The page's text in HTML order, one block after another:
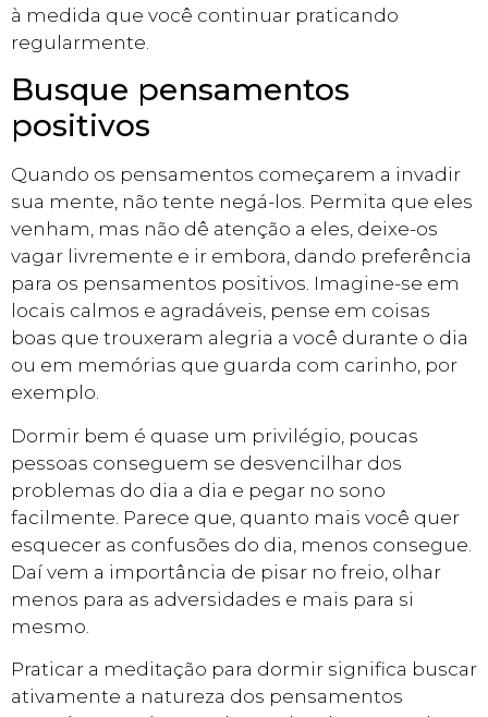
à medida que você continuar praticando
regularmente.
Busque pensamentos
positivos
Quando os pensamentos começarem a invadir
sua mente, não tente negá-los. Permita que eles
venham, mas não dê atenção a eles, deixe-os
vagar livremente e ir embora, dando preferência
para os pensamentos positivos. Imagine-se em
locais calmos e agradáveis, pense em coisas
boas que trouxeram alegria a você durante o dia
ou em memórias que guarda com carinho, por
exemplo.
Dormir bem é quase um privilégio, poucas
pessoas conseguem se desvencilhar dos
problemas do dia a dia e pegar no sono
facilmente. Parece que, quanto mais você quer
esquecer as confusões do dia, menos consegue.
Daí vem a importância de pisar no freio, olhar
menos para as adversidades e mais para si
mesmo.
Praticar a meditação para dormir significa buscar
ativamente a natureza dos pensamentos